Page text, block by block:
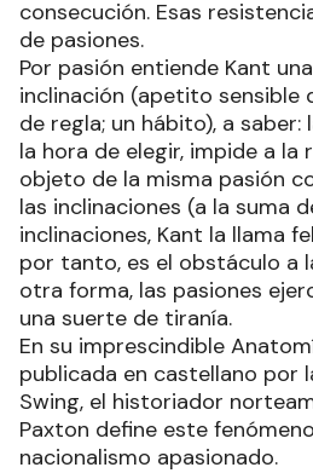
consecución. Esas
de pasiones.
Por pasión entiende Kant
inclinación (apetito sensible
de regla; un hábito), a saber:
la hora de elegir, impide a la
objeto de la misma pasión
las inclinaciones (a la suma
inclinaciones, Kant la llama
por tanto, es el obstáculo a
otra forma, las pasiones
una suerte de tiranía.
En su imprescindible
publicada en castellano por
Swing, el historiador
Paxton define este
nacionalismo apasionado.